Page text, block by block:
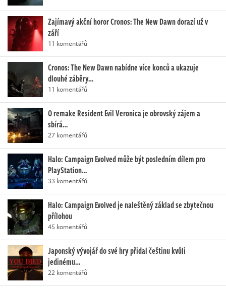
Zajímavý akční horor Cronos: The New Dawn dorazí už v
září
11 komentářů
Cronos: The New Dawn nabídne více konců a ukazuje
dlouhé záběry…
11 komentářů
O remake Resident Evil Veronica je obrovský zájem a
sbírá…
27 komentářů
Halo: Campaign Evolved může být posledním dílem pro
PlayStation…
33 komentářů
Halo: Campaign Evolved je naleštěný základ se zbytečnou
přílohou
45 komentářů
Japonský vývojář do své hry přidal češtinu kvůli
jedinému…
22 komentářů